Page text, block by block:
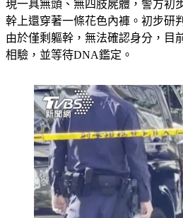
現一具無頭、無四肢屍體，警方初
幹上還穿著一條花色內褲。初步研
由於僅剩軀幹，無法確認身分，目
相驗，並等待DNA鑑定。